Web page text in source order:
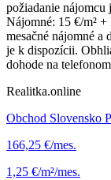
požiadanie nájomcu
Nájomné: 15 €/m²
mesačné nájomné
je k dispozícii.
dohode na
Realitka.online
Obchod Slovensko
166,25 €/mes.
1,25 €/m²/mes.